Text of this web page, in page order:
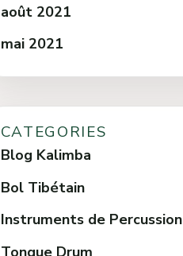
août 2021
mai 2021
CATEGORIES
Blog Kalimba
Bol Tibétain
Instruments de Percussion
Tongue Drum